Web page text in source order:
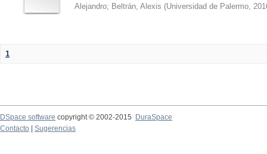
Alejandro; Beltrán, Alexis (Universidad de Palermo,
1
DSpace software copyright © 2002-2015
DuraSpace
Contacto
Sugerencias